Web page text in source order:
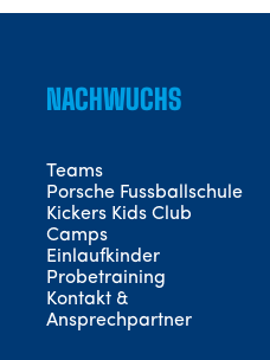
NACHWUCHS
Teams
Porsche Fussballschule
Kickers Kids Club
Camps
Einlaufkinder
Probetraining
Kontakt &
Ansprechpartner